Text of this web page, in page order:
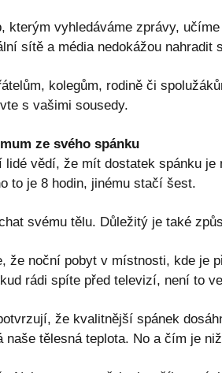
kterým vyhledáváme zprávy,
sítě a média nedokážou
kolegům, rodině či
s vašimi sousedy.
ze svého spánku
lidé vědí, že mít dostatek spánku
to je 8 hodin, jinému stačí šest.
svému tělu. Důležitý je také
že noční pobyt v místnosti, kde je
rádi spíte před televizí, není to
že kvalitnější spánek
naše tělesná teplota. No a čím je